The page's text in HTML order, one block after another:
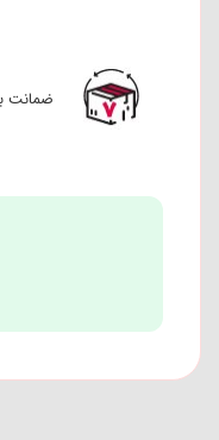
ضمانت